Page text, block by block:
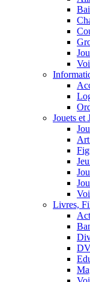
Jouets et
Livres,